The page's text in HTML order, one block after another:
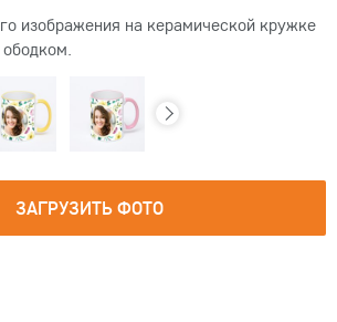
изображения на керамической кружке
ЗАГРУЗИТЬ ФОТО